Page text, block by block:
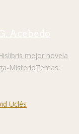
Acebedo
mejor novela
MisterioTemas: